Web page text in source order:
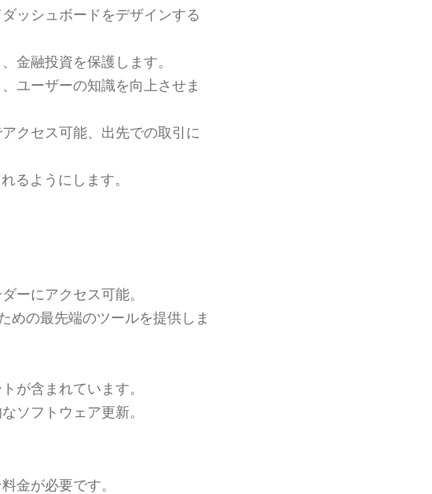
ッシュボードをデザインする
金融投資を保護します。
ユーザーの知識を向上させま
クセス可能、出先での取引に
るようにします。
ーにアクセス可能。
めの最先端のツールを提供しま
が含まれています。
ソフトウェア更新。
金が必要です。